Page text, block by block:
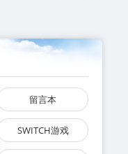
留言本
SWITCH游戏